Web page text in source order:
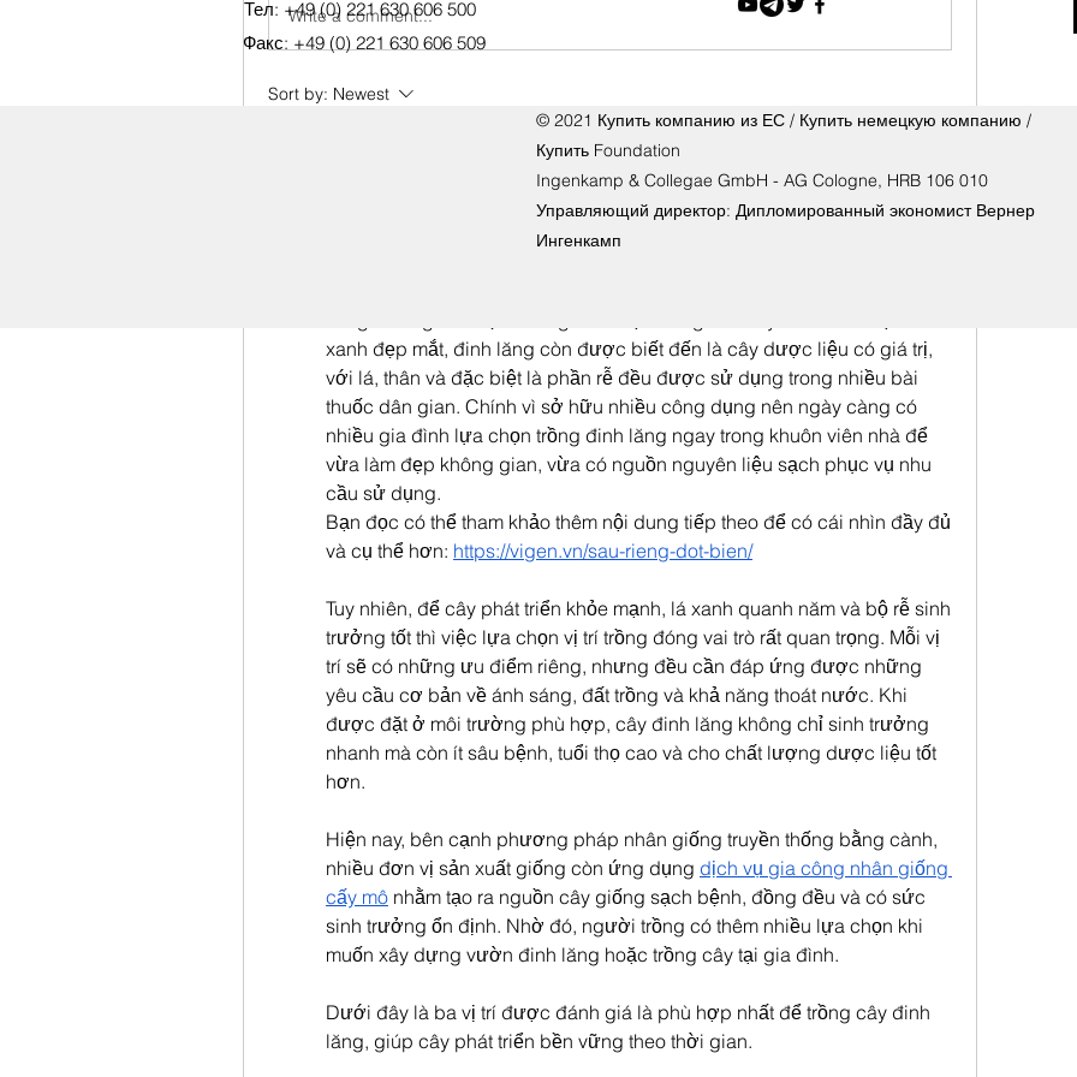
Write a comment...
Sort by: Newest
# 3 vị trí tốt nhất để trồng cây đinh lăng giúp cây xanh tốt, phát triển khỏe
mạnh và cho bộ rễ chất lượng
xanh đẹp mắt, đinh lăng còn được biết đến là cây dược liệu có giá trị,
với lá, thân và đặc biệt là phần rễ đều được sử dụng trong nhiều bài
thuốc dân gian. Chính vì sở hữu nhiều công dụng nên ngày càng có
nhiều gia đình lựa chọn trồng đinh lăng ngay trong khuôn viên nhà để
vừa làm đẹp không gian, vừa có nguồn nguyên liệu sạch phục vụ nhu
cầu sử dụng.
Bạn đọc có thể tham khảo thêm nội dung tiếp theo để có cái nhìn đầy đủ
và cụ thể hơn: https://vigen.vn/sau-rieng-dot-bien/
Tuy nhiên, để cây phát triển khỏe mạnh, lá xanh quanh năm và bộ rễ sinh
trưởng tốt thì việc lựa chọn vị trí trồng đóng vai trò rất quan trọng. Mỗi vị
trí sẽ có những ưu điểm riêng, nhưng đều cần đáp ứng được những
yêu cầu cơ bản về ánh sáng, đất trồng và khả năng thoát nước. Khi
được đặt ở môi trường phù hợp, cây đinh lăng không chỉ sinh trưởng
nhanh mà còn ít sâu bệnh, tuổi thọ cao và cho chất lượng dược liệu tốt
hơn.
Hiện nay, bên cạnh phương pháp nhân giống truyền thống bằng cành,
nhiều đơn vị sản xuất giống còn ứng dụng dịch vụ gia công nhân giống
cấy mô nhằm tạo ra nguồn cây giống sạch bệnh, đồng đều và có sức
sinh trưởng ổn định. Nhờ đó, người trồng có thêm nhiều lựa chọn khi
muốn xây dựng vườn đinh lăng hoặc trồng cây tại gia đình.
Dưới đây là ba vị trí được đánh giá là phù hợp nhất để trồng cây đinh
lăng, giúp cây phát triển bền vững theo thời gian.
Тел: +49 (0) 221 630 606 500
Факс: +49 (0) 221 630 606 509
© 2021 Купить компанию из ЕС / Купить немецкую компанию /
Купить Foundation
Ingenkamp & Collegae GmbH - AG Cologne, HRB 106 010
Управляющий директор: Дипломированный экономист Вернер
Ингенкамп